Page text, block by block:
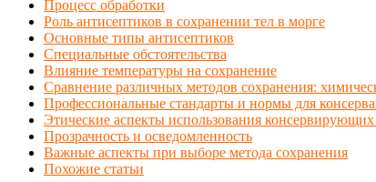
Процесс обработки
Роль антисептиков в сохранении тел в морге
Основные типы антисептиков
Специальные обстоятельства
Влияние температуры на сохранение
Сравнение различных методов сохранения:
Профессиональные стандарты и нормы для
Этические аспекты использования консервирующих
Прозрачность и осведомленность
Важные аспекты при выборе метода сохранения
Похожие статьи